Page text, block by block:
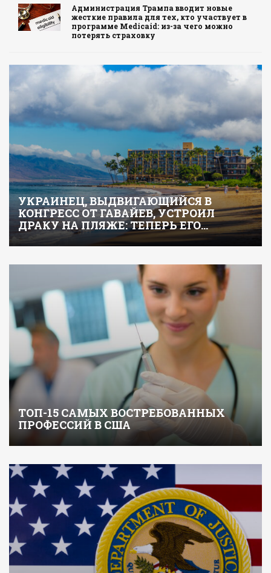
Администрация Трампа вводит новые
жесткие правила для тех, кто участвует в
программе Medicaid: из-за чего можно
потерять страховку
УКРАИНЕЦ, ВЫДВИГАЮЩИЙСЯ В
КОНГРЕСС ОТ ГАВАЙЕВ, УСТРОИЛ
ДРАКУ НА ПЛЯЖЕ: ТЕПЕРЬ ЕГО…
ТОП-15 САМЫХ ВОСТРЕБОВАННЫХ
ПРОФЕССИЙ В США